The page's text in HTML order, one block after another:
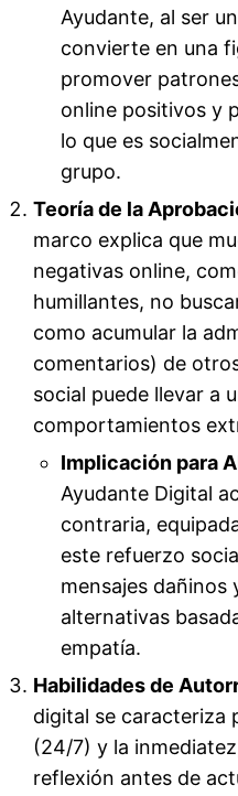
Ayudante, al ser
convierte en una
promover
online positivos y
lo que es
grupo.
Teoría de la
marco explica que
negativas online,
humillantes, no
como acumular la
comentarios) de
social puede llevar a
comportamientos
Implicación para
Ayudante Digital
contraria,
este refuerzo
mensajes
alternativas
empatía.
Habilidades de
digital se caracteriza
(24/7) y la
reflexión antes de